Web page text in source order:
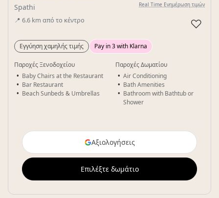
Spathi
📍 6.6 km από το κέντρο
Real Time Ενημέρωση τιμών
♡
Εγγύηση χαμηλής τιμής Pay in 3 with Klarna
Παροχές Ξενοδοχείου
Baby Chairs at the Restaurant
Bar Restaurant
Beach Sunbeds & Umbrellas
Παροχές Δωματίου
Air Conditioning
Bath Amenities
Bathroom with Bathtub or
Shower
Αξιολογήσεις
Επιλέξτε δωμάτιο